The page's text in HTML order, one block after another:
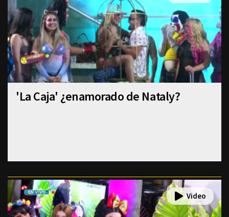
'La Caja' ¿enamorado de Nataly?